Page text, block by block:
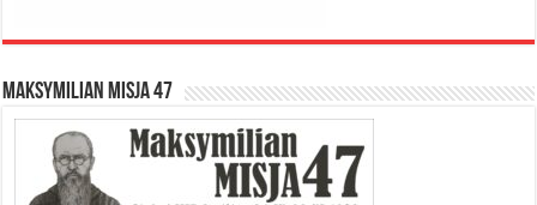
Maksymilian Misja 47